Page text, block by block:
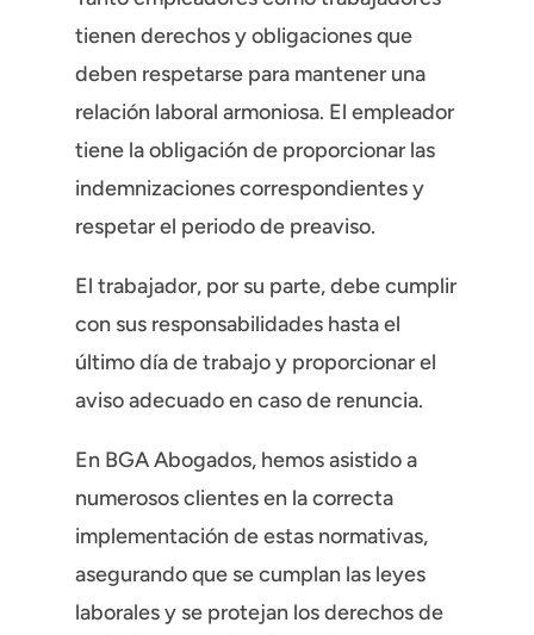
tienen derechos y obligaciones que
deben respetarse para mantener una
relación laboral armoniosa. El empleador
tiene la obligación de proporcionar las
indemnizaciones correspondientes y
respetar el periodo de preaviso.
El trabajador, por su parte, debe cumplir
con sus responsabilidades hasta el
último día de trabajo y proporcionar el
aviso adecuado en caso de renuncia.
En BGA Abogados, hemos asistido a
numerosos clientes en la correcta
implementación de estas normativas,
asegurando que se cumplan las leyes
laborales y se protejan los derechos de